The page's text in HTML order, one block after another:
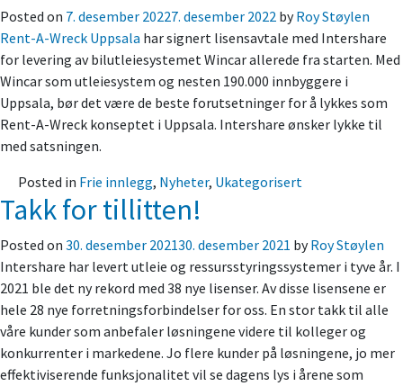
Posted on 7. desember 20227. desember 2022 byRoy Støylen
Rent-A-Wreck Uppsala har signert lisensavtale med Intershare
for levering av bilutleiesystemet Wincar allerede fra starten. Med
Wincar som utleiesystem og nesten 190.000 innbyggere i
Uppsala, bør det være de beste forutsetninger for å lykkes som
Rent-A-Wreck konseptet i Uppsala. Intershare ønsker lykke til
med satsningen.
Posted in Frie innlegg, Nyheter, Ukategorisert
Takk for tillitten!
Posted on 30. desember 202130. desember 2021 byRoy Støylen
Intershare har levert utleie og ressursstyringssystemer i tyve år. I
2021 ble det ny rekord med 38 nye lisenser. Av disse lisensene er
hele 28 nye forretningsforbindelser for oss. En stor takk til alle
våre kunder som anbefaler løsningene videre til kolleger og
konkurrenter i markedene. Jo flere kunder på løsningene, jo mer
effektiviserende funksjonalitet vil se dagens lys i årene som